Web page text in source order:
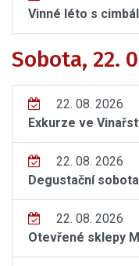
Vinné léto s
Sobota, 22.
22. 08. 2026
Exkurze ve
22. 08. 2026
Degustační
22. 08. 2026
Otevřené sklepy